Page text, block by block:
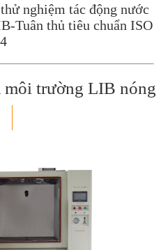
nghiệm tác động nước
Tuân thủ tiêu chuẩn ISO
trường LIB nóng